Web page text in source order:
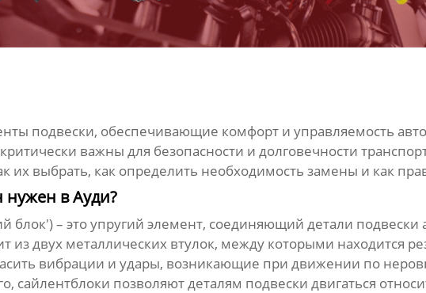
подвески, обеспечивающие комфорт и управляемость
важны для безопасности и долговечности
их выбрать, как определить необходимость замены и как
нужен в Ауди?
блок') – это упругий элемент, соединяющий детали подвески
из двух металлических втулок, между которыми находится
вибрации и удары, возникающие при движении по
сайлентблоки позволяют деталям подвески двигаться